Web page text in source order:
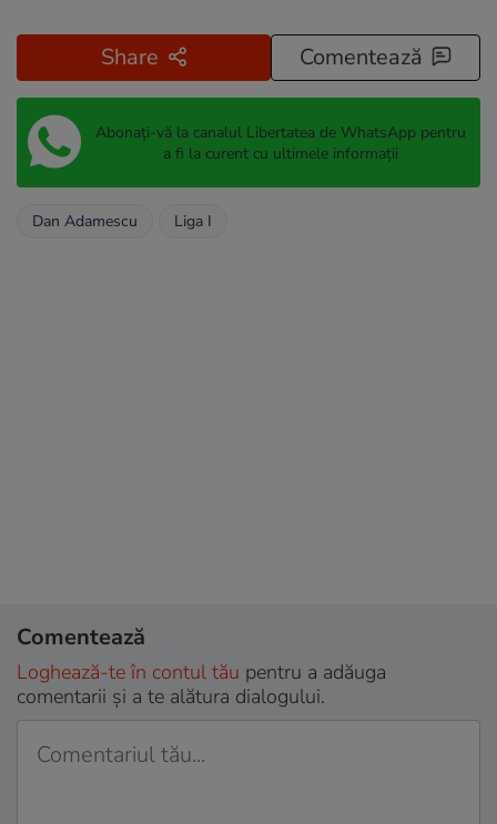
Share Comentează
Abonați-vă la canalul Libertatea de WhatsApp pentru
a fi la curent cu ultimele informații
Dan Adamescu Liga I
Comentează
Loghează-te în contul tău pentru a adăuga
comentarii și a te alătura dialogului.